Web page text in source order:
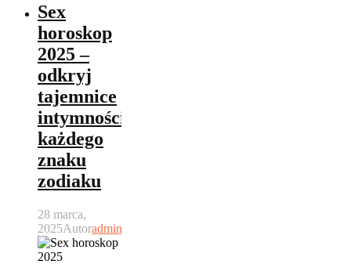
Sex
horoskop
2025 –
odkryj
tajemnice
intymności
każdego
znaku
zodiaku
28 marca,
2025Autoradmin